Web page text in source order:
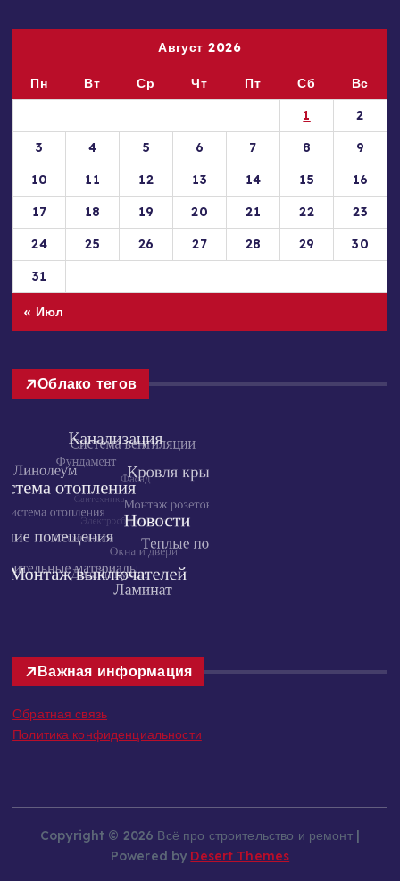
Август 2026
Сб
Вс
1
2
3
4 5 6 7 8
9
10
11 12 13 14 15
16
17
18 19 20 21 22
23
24
31